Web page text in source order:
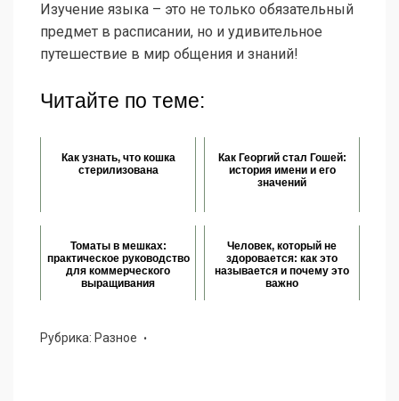
Изучение языка – это не только обязательный
предмет в расписании, но и удивительное
путешествие в мир общения и знаний!
Читайте по теме:
Как узнать, что кошка
стерилизована
Как Георгий стал Гошей:
история имени и его
значений
Томаты в мешках:
практическое руководство
для коммерческого
выращивания
Человек, который не
здоровается: как это
называется и почему это
важно
Рубрика: Разное